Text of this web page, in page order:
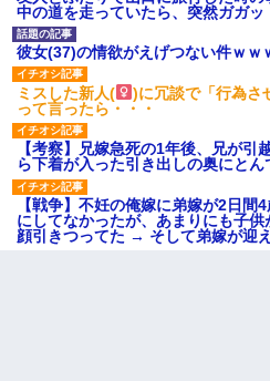
中の道を走っていたら、突然ガガ
彼女(37)の情欲がえげつない件ｗｗ
ミスした新人(
)に冗談で「行為さ
って言ったら・・・
【考察】兄嫁急死の1年後、兄が引
ら下着が入った引き出しの奥にと
【戦争】不妊の俺嫁に弟嫁が2日間
にしてなかったが、あまりにも子
顔引きつってた → そして弟嫁が迎